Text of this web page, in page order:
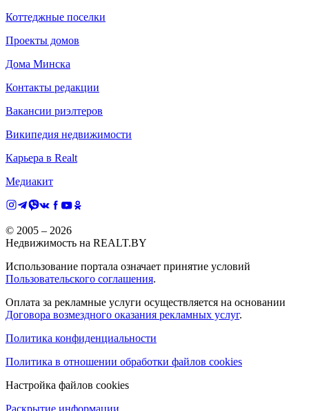
Коттеджные поселки
Проекты домов
Дома Минска
Контакты редакции
Вакансии риэлтеров
Википедия недвижимости
Карьера в Realt
Медиакит
© 2005 – 2026
Недвижимость на REALT.BY
Использование портала означает принятие условий
Пользовательского соглашения.
Оплата за рекламные услуги осуществляется на основании
Договора возмездного оказания рекламных услуг.
Политика конфиденциальности
Политика в отношении обработки файлов cookies
Настройка файлов cookies
Раскрытие информации